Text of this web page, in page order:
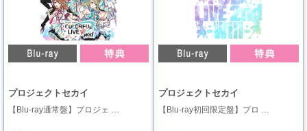
プロジェクトセカイ
【Blu-ray通常盤】プロジェ …
プロジェクトセカイ
【Blu-ray初回限定盤】プロ …